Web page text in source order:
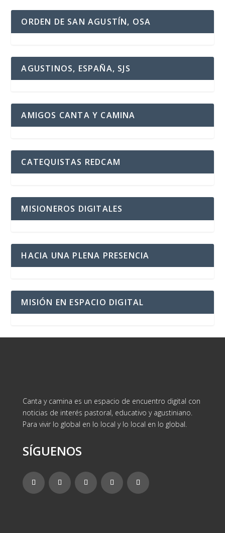
ORDEN DE SAN AGUSTÍN, OSA
AGUSTINOS, ESPAÑA, SJS
AMIGOS CANTA Y CAMINA
CATEQUISTAS REDCAM
MISIONEROS DIGITALES
HACIA UNA PLENA PRESENCIA
MISIÓN EN ESPACIO DIGITAL
Canta y camina es un espacio de encuentro digital con
noticias de interés pastoral, educativo y agustiniano.
Para vivir lo global en lo local y lo local en lo global.
SÍGUENOS